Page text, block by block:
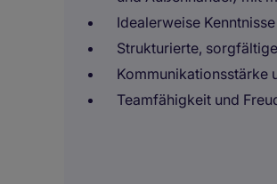
Idealerweise
Strukturierte,
Kommunikationsstärke
Teamfähigkeit und